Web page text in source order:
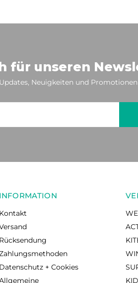
für unseren
Neuigkeiten und
INFORMATION
Kontakt
Rücksendung
Datenschutz + Cookies